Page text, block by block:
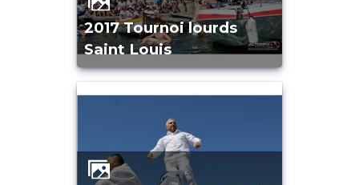
2017 Tournoi lourds
Saint Louis